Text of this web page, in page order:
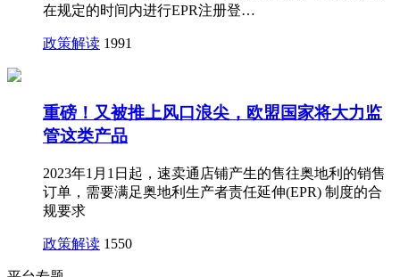
在规定的时间内进行EPR注册登…
政策解读 1991
重磅！又被推上风口浪尖，欧盟国家将大力监
管这类产品
2023年1月1日起，速卖通店铺产生的售往奥地利的销售
订单，需要满足奥地利生产者责任延伸(EPR) 制度的合
规要求
政策解读 1550